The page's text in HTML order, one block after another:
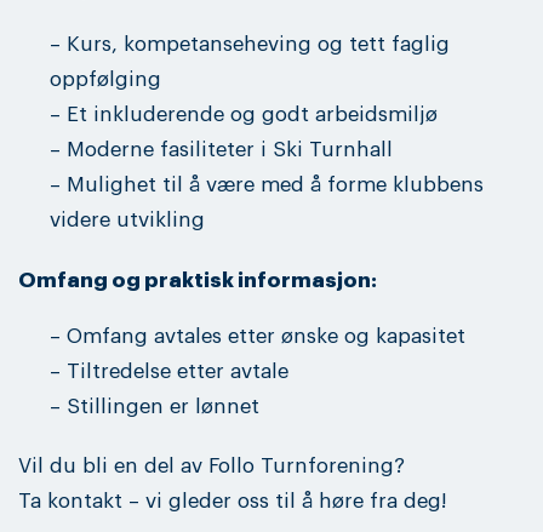
– Kurs, kompetanseheving og tett faglig
oppfølging
– Et inkluderende og godt arbeidsmiljø
– Moderne fasiliteter i Ski Turnhall
– Mulighet til å være med å forme klubbens
videre utvikling
Omfang og praktisk informasjon:
– Omfang avtales etter ønske og kapasitet
– Tiltredelse etter avtale
– Stillingen er lønnet
Vil du bli en del av Follo Turnforening?
Ta kontakt – vi gleder oss til å høre fra deg!